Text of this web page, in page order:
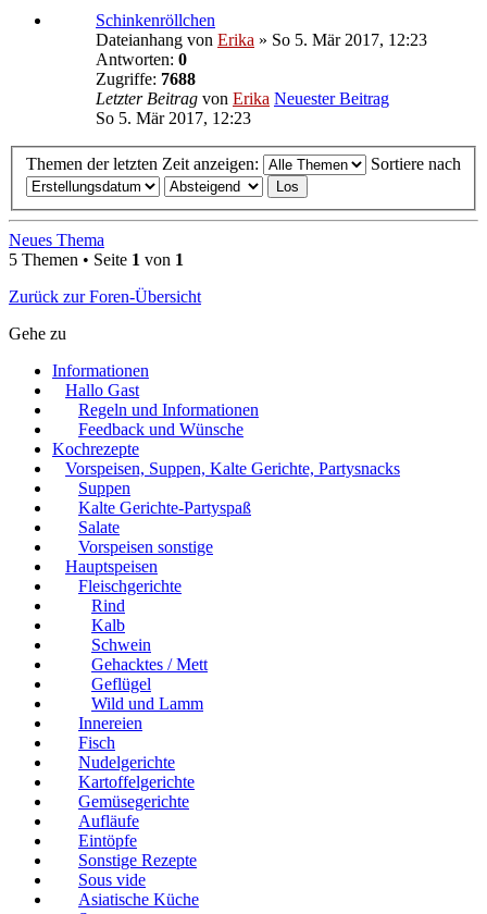
Schinkenröllchen
Dateianhang von Erika » So 5. Mär 2017, 12:23
Antworten: 0
Zugriffe: 7688
Letzter Beitrag von Erika Neuester Beitrag
So 5. Mär 2017, 12:23
Themen der letzten Zeit anzeigen: Sortiere nach
Neues Thema
5 Themen • Seite 1 von 1
Zurück zur Foren-Übersicht
Gehe zu
Informationen
Hallo Gast
Regeln und Informationen
Feedback und Wünsche
Kochrezepte
Vorspeisen, Suppen, Kalte Gerichte, Partysnacks
Suppen
Kalte Gerichte-Partyspaß
Salate
Vorspeisen sonstige
Hauptspeisen
Fleischgerichte
Rind
Kalb
Schwein
Gehacktes / Mett
Geflügel
Wild und Lamm
Innereien
Fisch
Nudelgerichte
Kartoffelgerichte
Gemüsegerichte
Aufläufe
Eintöpfe
Sonstige Rezepte
Sous vide
Asiatische Küche